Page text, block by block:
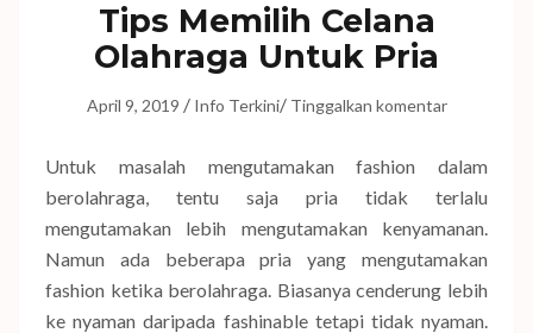
Tips Memilih Celana
Olahraga Untuk Pria
April 9, 2019 / Info Terkini/ Tinggalkan komentar
Untuk masalah mengutamakan fashion dalam
berolahraga, tentu saja pria tidak terlalu
mengutamakan lebih mengutamakan kenyamanan.
Namun ada beberapa pria yang mengutamakan
fashion ketika berolahraga. Biasanya cenderung lebih
ke nyaman daripada fashinable tetapi tidak nyaman.